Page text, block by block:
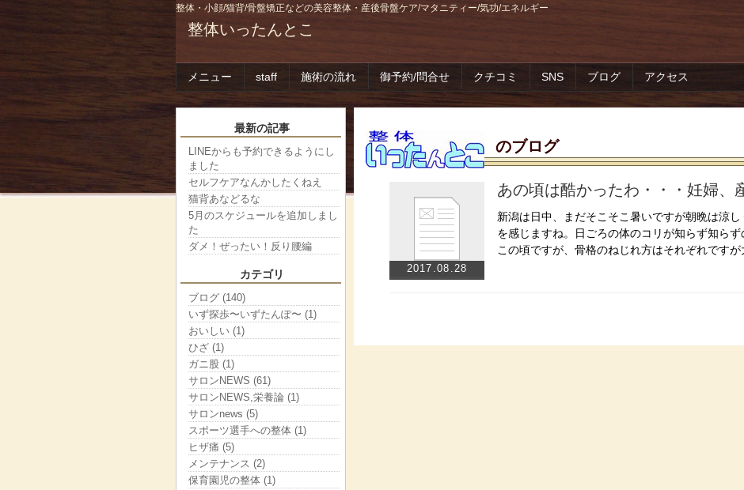
整体・小顔/猫背/骨盤矯正などの美容整体・産後骨盤ケア/マタニティー/気功/エネルギー
整体いったんとこ
メニュー staff 施術の流れ 御予約/問合せ クチコミ SNS ブログ アクセス
のブログ
2017.08.28
あの頃は酷かったわ・・・妊婦、
新潟は日中、まだそこそこ暑いですが朝晩は涼
を感じますね。日ごろの体のコリが知らず知ら
この頃ですが、骨格のねじれ方はそれぞれですが
最新の記事
LINEからも予約できるようにし
ました
セルフケアなんかしたくねえ
猫背あなどるな
5月のスケジュールを追加しまし
た
ダメ！ぜったい！反り腰編
カテゴリ
ブログ (140)
いず探歩〜いずたんぽ〜 (1)
おいしい (1)
ひざ (1)
ガニ股 (1)
サロンNEWS (61)
サロンNEWS,栄養論 (1)
サロンnews (5)
スポーツ選手への整体 (1)
ヒザ痛 (5)
メンテナンス (2)
保育園児の整体 (1)